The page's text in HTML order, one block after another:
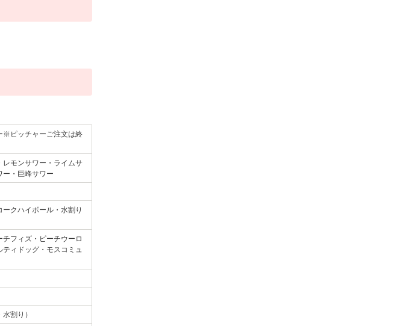
※ピッチャーご注文は終
レモンサワー・ライムサ
ー・巨峰サワー
クハイボール・水割り
チフィズ・ピーチウーロ
ィドッグ・モスコミュ
割り）